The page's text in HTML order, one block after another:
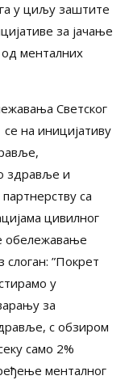
у циљу заштите
за јачање
менталних
Светског
на иницијативу
здравље и
са
цивилног
обележавање
”Покрет
у
за
с обзиром
само 2%
менталног